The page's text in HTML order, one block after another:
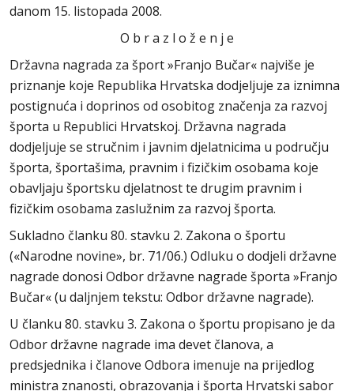
danom 15. listopada 2008.
O b r a z l o ž e n j e
Državna nagrada za šport »Franjo Bučar« najviše je
priznanje koje Republika Hrvatska dodjeljuje za iznimna
postignuća i doprinos od osobitog značenja za razvoj
športa u Republici Hrvatskoj. Državna nagrada
dodjeljuje se stručnim i javnim djelatnicima u području
športa, športašima, pravnim i fizičkim osobama koje
obavljaju športsku djelatnost te drugim pravnim i
fizičkim osobama zaslužnim za razvoj športa.
Sukladno članku 80. stavku 2. Zakona o športu
(«Narodne novine», br. 71/06.) Odluku o dodjeli državne
nagrade donosi Odbor državne nagrade športa »Franjo
Bučar« (u daljnjem tekstu: Odbor državne nagrade).
U članku 80. stavku 3. Zakona o športu propisano je da
Odbor državne nagrade ima devet članova, a
predsjednika i članove Odbora imenuje na prijedlog
ministra znanosti, obrazovanja i športa Hrvatski sabor